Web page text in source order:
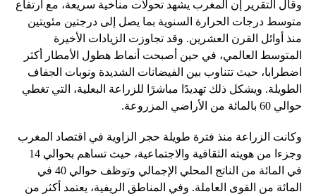
وقال التقرير إن المغرب يشهد تحولات مناخية سريعة، مع ارتفاع
متوسط ​​درجات الحرارة السنوية بما يصل إلى درجتين مئويتين
منذ أوائل القرن العشرين. وقد تجاوزت الزيادات الأخيرة
المتوسط ​​العالمي، في حين أصبحت أنماط هطول الأمطار أكثر
اضطرابا، حيث تتناوب بين الفيضانات الشديدة ونوبات الجفاف
الطويلة. ويشكل ذلك تهديدًا مباشرًا للزراعة البعلية، التي تغطي
حوالي 60 بالمائة من الأراضي المزروعة.
وكانت الزراعة منذ فترة طويلة حجر الزاوية في اقتصاد المغرب
وجزءا من هويته الثقافية والاجتماعية، حيث تساهم بحوالي 14
في المائة من الناتج المحلي الإجمالي وتوظف حوالي 40 في
المائة من القوى العاملة. وفي المناطق الريفية، يعتمد أكثر من